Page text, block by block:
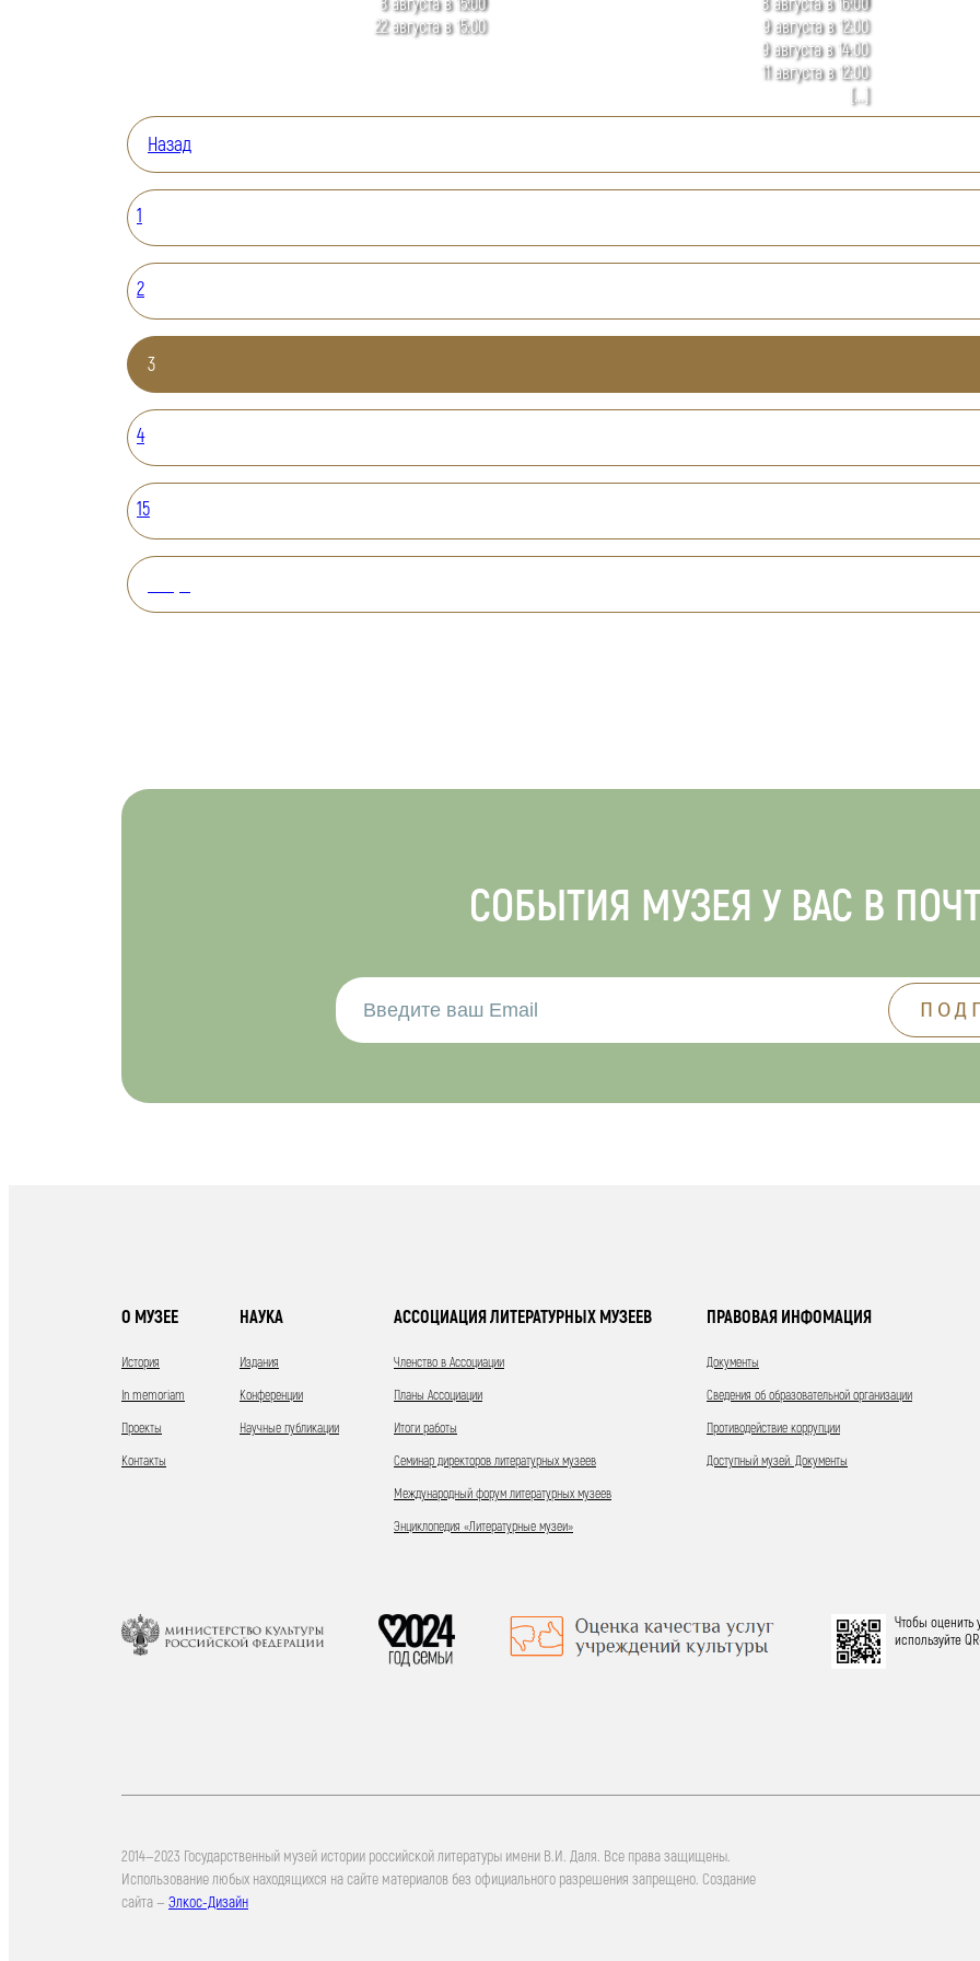
22 августа в 15:00
9 августа в 12:00
9 августа в 14:00
11 августа в 12:00
[...]
Назад
1
2
3
4
15
СОБЫТИЯ МУЗЕЯ У ВАС В
О МУЗЕЕ
История
In memoriam
Проекты
Контакты
НАУКА
Издания
Конференции
Научные публикации
АССОЦИАЦИЯ ЛИТЕРАТУРНЫХ МУЗЕЕВ
Членство в Ассоциации
Планы Ассоциации
Итоги работы
Семинар директоров литературных музеев
Международный форум литературных музеев
Энциклопедия «Литературные музеи»
ПРАВОВАЯ ИНФОМАЦИЯ
Документы
Сведения об образовательной организации
Противодействие коррупции
Доступный музей. Документы
Чтобы оценить
используйте
2014—2023 Государственный музей истории российской литературы имени В.И. Даля. Все права защищены.
Использование любых находящихся на сайте материалов без официального разрешения запрещено. Создание
сайта — Элкос-Дизайн